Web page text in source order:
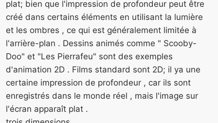
plat; bien que l'impression de profondeur peut être
créé dans certains éléments en utilisant la lumière
et les ombres , ce qui est généralement limitée à
l'arrière-plan . Dessins animés comme " Scooby-
Doo" et "Les Pierrafeu" sont des exemples
d'animation 2D . Films standard sont 2D; il ya une
certaine impression de profondeur , car ils sont
enregistrés dans le monde réel , mais l'image sur
l'écran apparaît plat .